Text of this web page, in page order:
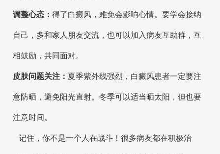
调整心态： 得了白癜风，难免会影响心情。要学会接纳
自己，多和家人朋友交流，也可以加入病友互助群，互
相鼓励，共同面对。
皮肤问题关注： 夏季紫外线强烈，白癜风患者一定要注
意防晒，避免阳光直射。冬季可以适当晒太阳，但也要
注意时间。
记住，你不是一个人在战斗！很多病友都在积极治